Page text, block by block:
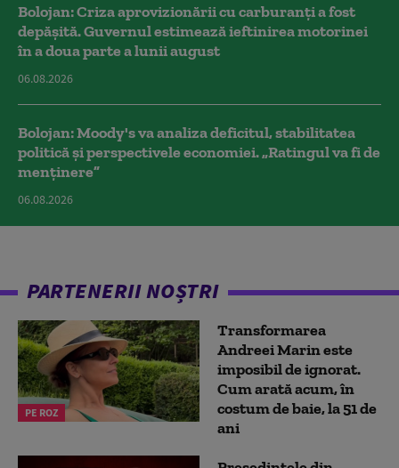
Bolojan: Criza aprovizionării cu carburanți a fost
depășită. Guvernul estimează ieftinirea motorinei
în a doua parte a lunii august
06.08.2026
Bolojan: Moody's va analiza deficitul, stabilitatea
politică și perspectivele economiei. „Ratingul va fi de
menținere”
06.08.2026
PARTENERII NOȘTRI
PE ROZ
Transformarea
Andreei Marin este
imposibil de ignorat.
Cum arată acum, în
costum de baie, la 51 de
ani